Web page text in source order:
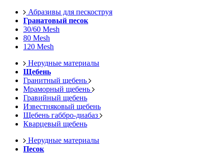
Абразивы для пескоструя
Гранатовый песок
30/60 Mesh
80 Mesh
120 Mesh
Нерудные материалы
Щебень
Гранитный щебень
Мраморный щебень
Гравийный щебень
Известняковый щебень
Щебень габбро-диабаз
Кварцевый щебень
Нерудные материалы
Песок